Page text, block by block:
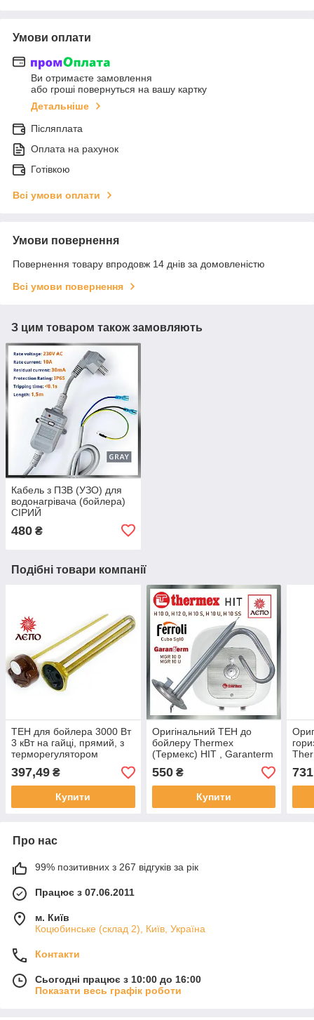
Умови оплати
Ви отримаєте замовлення
або гроші повернуться на вашу картку
Детальніше
Післяплата
Оплата на рахунок
Готівкою
Всі умови оплати
Умови повернення
Повернення товару впродовж 14 днів за домовленістю
Всі умови повернення
З цим товаром також замовляють
Кабель з ПЗВ (УЗО) для
водонагрівача (бойлера)
СІРИЙ
480 ₴
Подібні товари компанії
ТЕН для бойлера 3000 Вт
3 кВт на гайці, прямий, з
терморегулятором
397,49 ₴
Купити
Оригінальний ТЕН до
бойлеру Thermex
(Термекс) HIT , Garanterm
(Гарантерм) MGR, Ferroli
Ферролі, ISEA,
AQUAVERSO, 1500Вт 10
550₴
Купити
Про нас
99% позитивних з 267 відгуків за рік
Працює з 07.06.2011
м. Київ
Коцюбинське (склад 2), Київ, Україна
Контакти
Сьогодні працює з 10:00 до 16:00
Показати весь графік роботи